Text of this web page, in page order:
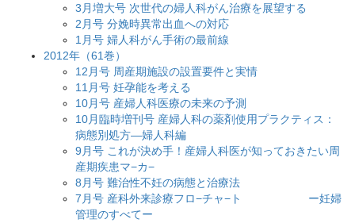
3月増大号 次世代の婦人科がん治療を展望する
2月号 分娩時異常出血への対応
1月号 婦人科がん手術の最前線
2012年（61巻）
12月号 周産期施設の設置要件と実情
11月号 妊孕能を考える
10月号 産婦人科医療の未来の予測
10月臨時増刊号 産婦人科の薬剤使用プラクティス：
病態別処方―婦人科編
9月号 これが決め手！産婦人科医が知っておきたい周
産期疾患マ−カ−
8月号 難治性不妊の病態と治療法
7月号 産科外来診療フロ−チャ−ト ー妊婦
管理のすべてー